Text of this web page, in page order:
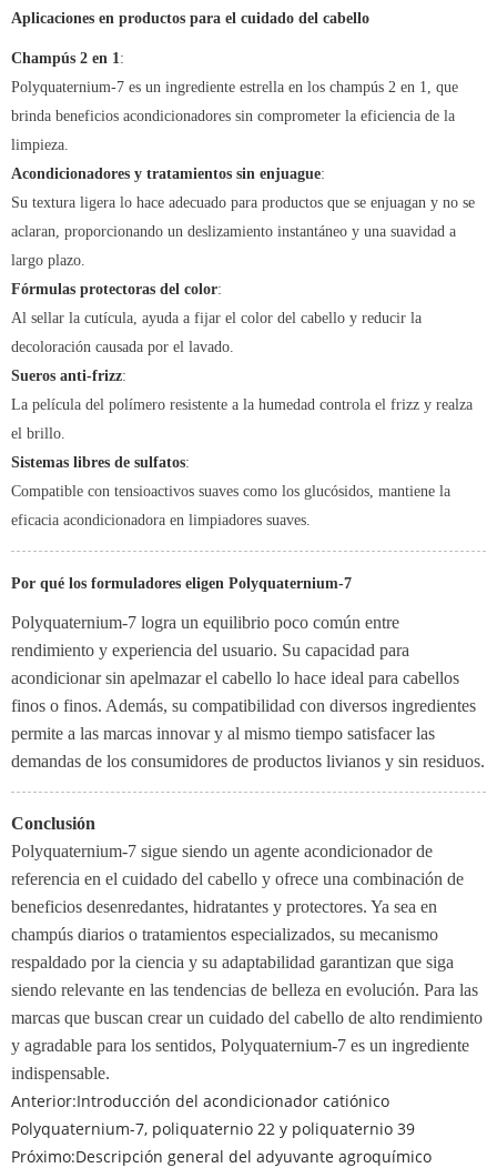
Aplicaciones en productos para el cuidado del cabello
Champús 2 en 1:
Polyquaternium-7 es un ingrediente estrella en los champús 2 en 1, que
brinda beneficios acondicionadores sin comprometer la eficiencia de la
limpieza.
Acondicionadores y tratamientos sin enjuague:
Su textura ligera lo hace adecuado para productos que se enjuagan y no se
aclaran, proporcionando un deslizamiento instantáneo y una suavidad a
largo plazo.
Fórmulas protectoras del color:
Al sellar la cutícula, ayuda a fijar el color del cabello y reducir la
decoloración causada por el lavado.
Sueros anti-frizz:
La película del polímero resistente a la humedad controla el frizz y realza
el brillo.
Sistemas libres de sulfatos:
Compatible con tensioactivos suaves como los glucósidos, mantiene la
eficacia acondicionadora en limpiadores suaves.
Por qué los formuladores eligen Polyquaternium-7
Polyquaternium-7 logra un equilibrio poco común entre
rendimiento y experiencia del usuario. Su capacidad para
acondicionar sin apelmazar el cabello lo hace ideal para cabellos
finos o finos. Además, su compatibilidad con diversos ingredientes
permite a las marcas innovar y al mismo tiempo satisfacer las
demandas de los consumidores de productos livianos y sin residuos.
Conclusión
Polyquaternium-7 sigue siendo un agente acondicionador de
referencia en el cuidado del cabello y ofrece una combinación de
beneficios desenredantes, hidratantes y protectores. Ya sea en
champús diarios o tratamientos especializados, su mecanismo
respaldado por la ciencia y su adaptabilidad garantizan que siga
siendo relevante en las tendencias de belleza en evolución. Para las
marcas que buscan crear un cuidado del cabello de alto rendimiento
y agradable para los sentidos, Polyquaternium-7 es un ingrediente
indispensable.
Anterior:Introducción del acondicionador catiónico
Polyquaternium-7, poliquaternio 22 y poliquaternio 39
Próximo:Descripción general del adyuvante agroquímico